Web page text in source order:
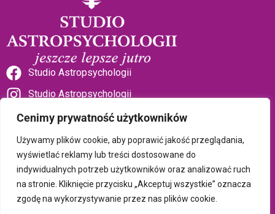
Cenimy prywatność użytkowników
Używamy plików cookie, aby poprawić jakość przeglądania,
wyświetlać reklamy lub treści dostosowane do
indywidualnych potrzeb użytkowników oraz analizować ruch
na stronie. Kliknięcie przycisku „Akceptuj wszystkie” oznacza
zgodę na wykorzystywanie przez nas plików cookie.
Studio Astropsychologii
Studio Astropsychologii
Sklep Talizman